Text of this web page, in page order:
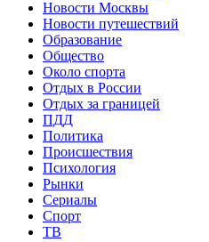
Новости Москвы
Новости путешествий
Образование
Общество
Около спорта
Отдых в России
Отдых за границей
ПДД
Политика
Происшествия
Психология
Рынки
Сериалы
Спорт
ТВ